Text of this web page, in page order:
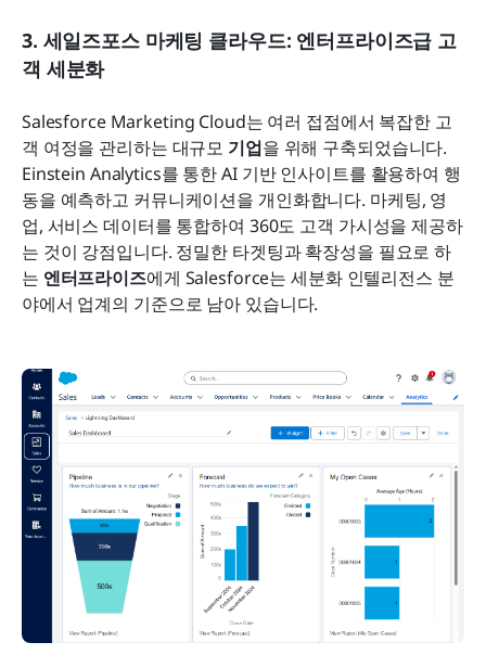
3. 세일즈포스 마케팅 클라우드: 엔터프라이즈급 고
객 세분화
Salesforce Marketing Cloud는 여러 접점에서 복잡한 고
객 여정을 관리하는 대규모 기업을 위해 구축되었습니다.
Einstein Analytics를 통한 AI 기반 인사이트를 활용하여 행
동을 예측하고 커뮤니케이션을 개인화합니다. 마케팅, 영
업, 서비스 데이터를 통합하여 360도 고객 가시성을 제공하
는 것이 강점입니다. 정밀한 타겟팅과 확장성을 필요로 하
는 엔터프라이즈에게 Salesforce는 세분화 인텔리전스 분
야에서 업계의 기준으로 남아 있습니다.